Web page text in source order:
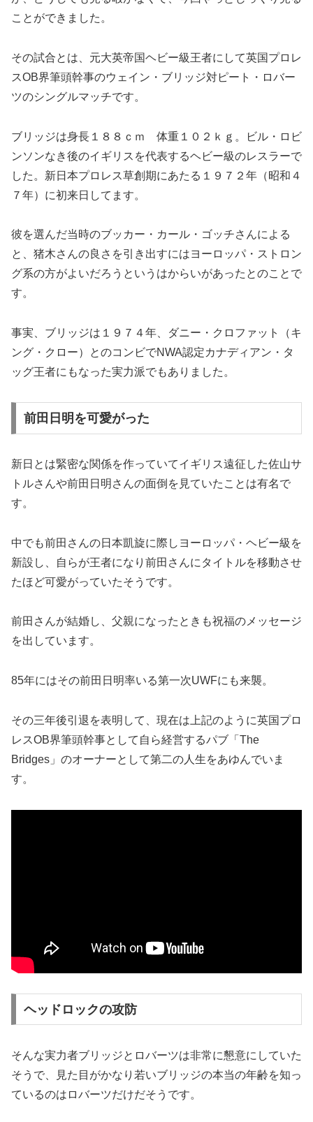
ことができました。
その試合とは、元大英帝国ヘビー級王者にして英国プロレ
スOB界筆頭幹事のウェイン・ブリッジ対ピート・ロバー
ツのシングルマッチです。
ブリッジは身長１８８ｃｍ 体重１０２ｋｇ。ビル・ロビ
ンソンなき後のイギリスを代表するヘビー級のレスラーで
した。新日本プロレス草創期にあたる１９７２年（昭和４
７年）に初来日してます。
彼を選んだ当時のブッカー・カール・ゴッチさんによる
と、猪木さんの良さを引き出すにはヨーロッパ・ストロン
グ系の方がよいだろうというはからいがあったとのことで
す。
事実、ブリッジは１９７４年、ダニー・クロファット（キ
ング・クロー）とのコンビでNWA認定カナディアン・タ
ッグ王者にもなった実力派でもありました。
前田日明を可愛がった
新日とは緊密な関係を作っていてイギリス遠征した佐山サ
トルさんや前田日明さんの面倒を見ていたことは有名で
す。
中でも前田さんの日本凱旋に際しヨーロッパ・ヘビー級を
新設し、自らが王者になり前田さんにタイトルを移動させ
たほど可愛がっていたそうです。
前田さんが結婚し、父親になったときも祝福のメッセージ
を出しています。
85年にはその前田日明率いる第一次UWFにも来襲。
その三年後引退を表明して、現在は上記のように英国プロ
レスOB界筆頭幹事として自ら経営するパブ「The
Bridges」のオーナーとして第二の人生をあゆんでいま
す。
ヘッドロックの攻防
そんな実力者ブリッジとロバーツは非常に懇意にしていた
そうで、見た目がかなり若いブリッジの本当の年齢を知っ
ているのはロバーツだけだそうです。